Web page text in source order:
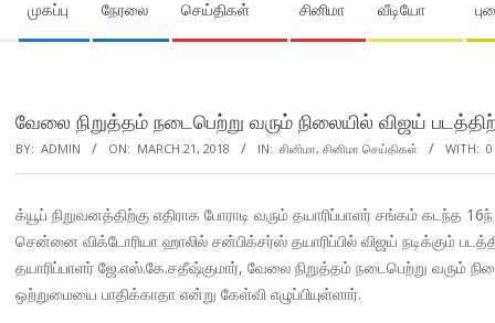
Navigation
Menu
முகப்பு நேரலை செய்திகள் சினிமா வீடியோ
வேலை நிறுத்தம் நடைபெற்று வரும் நிலையில் விஜய்
BY: ADMIN ON: MARCH 21, 2018 IN: சினிமா, சினிமா செய்திகள் WITH:
க்யூப் நிறுவனத்திற்கு எதிராக போராடி வரும் தயாரிப்பாளர் சங்கம் கடந்த
சென்னை விக்டோரியா ஹாலில் சன்பிக்சர்ஸ் தயாரிப்பில் விஜய் நடிக்கும்
தயாரிப்பாளர் ஜே.எஸ்.கே.சதீஷ்குமார், வேலை நிறுத்தம் நடைபெற்று வரும்
ஒற்றுமையை பாதிக்காதா என்று கேள்வி எழுப்பியுள்ளார்.